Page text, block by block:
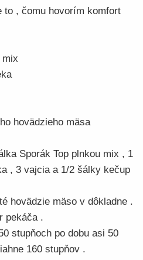
to , čomu hovorím komfort
mix
hovädzieho mäsa
Sporák Top plnkou mix , 1
, 3 vajcia a 1/2 šálky kečup
​​hovädzie mäso v dôkladne .
pekáča .
stupňoch po dobu asi 50
160 stupňov .